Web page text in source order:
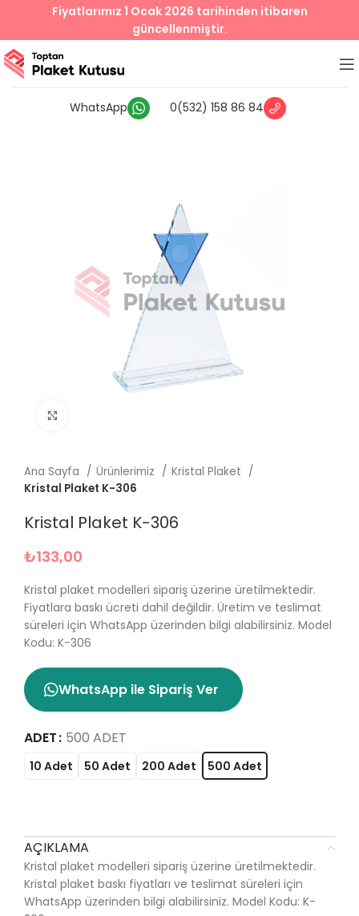
WhatsApp 0(532) 158 86 84
Ana Sayfa Ürünlerimiz
Kristal Plaket
Kristal Plaket K-306
Kristal Plaket K-306
₺133,00
Kristal plaket modelleri sipariş üzerine üretilmektedir.
Fiyatlara baskı ücreti dahil değildir. Üretim ve teslimat
süreleri için WhatsApp üzerinden bilgi alabilirsiniz. Model
Kodu: K-306
WhatsApp ile Sipariş Ver
ADET 500 ADET
10 Adet 50 Adet 200 Adet 500 Adet
AÇIKLAMA
Kristal plaket modelleri sipariş üzerine üretilmektedir.
Kristal plaket baskı fiyatları ve teslimat süreleri için
WhatsApp üzerinden bilgi alabilirsiniz. Model Kodu: K-
Fiyatlarımız 1 Ocak 2026 tarihinden itibaren
güncellenmiştir.